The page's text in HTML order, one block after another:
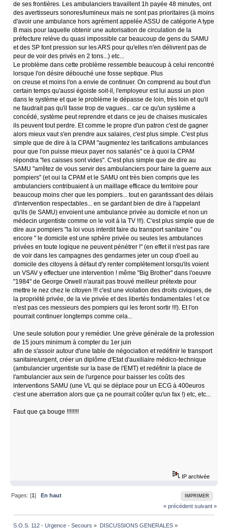
de ses frontières. Les ambulanciers travaillent 1h payée 48 minutes, ont
des avertisseurs sonores/lumineux mais ne sont pas prioritaires (à moins
d'avoir une ambulance hors agrément appelée ASSU de catégorie A type
B mais pour laquelle obtenir une autorisation de circulation de la
préfecture relève du quasi impossible car beaucoup de gens du SAMU
et des SP font pression sur les ARS pour qu'elles n'en délivrent pas de
peur de voir des privés en 2 tons...) etc...
Le problème dans cette problème ressemble beaucoup à celui rencontré
lorsque l'on désire débouché une fosse septique. Plus
on creuse et moins l'on a envie de continuer. On comprend au bout d'un
certain temps qu'aussi égoiste soit-il, l'employeur est lui aussi un pion
dans le système et que le problème le dépasse de loin, très loin et qu'il
ne faudrait pas qu'il fasse trop de vagues... car ce qu'un système a
concédé, système peut reprendre et dans ce jeu de chaises musicales
ils peuvent tout perdre. Et comme le propre d'un patron c'est de gagner
alors mieux vaut s'en prendre aux salaires, c'est plus simple. C'est plus
simple que de dire à la CPAM "augmentez les tarifications ambulances
pour que l'on puisse mieux payer nos salariés" ce à quoi la CPAM
répondra "les caisses sont vides". C'est plus simple que de dire au
SAMU "arrêtez de vous servir des ambulanciers pour faire la guerre aux
pompiers" (et oui la CPAM et le SAMU ont très bien compris que les
ambulanciers contribuaient à un maillage efficace du territoire pour
beaucoup moins cher que les pompiers... tout en garantissant des délais
d'intervention respectables... en se gardant bien de dire à l'appelant
qu'ils (le SAMU) envoient une ambulance privée au domicile et non un
médecin urgentiste comme on le voit à la TV !!!). C'est plus simple que de
dire aux pompiers "la loi vous interdit faire du transport sanitaire " ou
encore " le domicile est une sphère privée ou seules les ambulances
privées en toute logique ne peuvent pénétrer !" (en effet il n'est pas rare
de voir dans les campagnes des gendarmes jeter un coup d'oeil au
domicile des citoyens à défaut d'y renter complètement lorsqu'ils voient
un VSAV y effectuer une intervention ! même "Big Brother" dans l'oeuvre
"1984" de George Orwell n'aurait pas trouvé meilleur prétexte pour
mettre le nez chez le citoyen !!! c'est une violation des droits civiques, de
la propriété privée, de la vie privée et des libertés fondamentales ! et ce
n'est pas ces messieurs des pompiers qui les feront sortir !!!). Et l'on
pourrait continuer longtemps comme cela...
Une seule solution pour y remédier. Une grève générale de la profession
de 15 jours minimum à compter du 1er juin
afin de s'assoir autour d'une table de négociation et redéfinir le transport
sanitaire/urgent, créer un diplôme d'Etat d'auxiliaire médico-technique
(ambulancier urgentiste sur la base de l'EMT) et redéfinir la place de
l'ambulancier aux sein de l'urgence pour baisser les coûts des
interventions SAMU (une VL qui se déplace pour un ECG à 400euros
c'est une aberration alors que ça ne pourrait coûter qu'un fax !) etc, etc...
Faut que ça bouge !!!!!!!!
IP archivée
IMPRIMER
Pages: [1]En haut
« précédent suivant »
S.O.S. 112 - Urgence - Secours » DISCUSSIONS GENERALES»